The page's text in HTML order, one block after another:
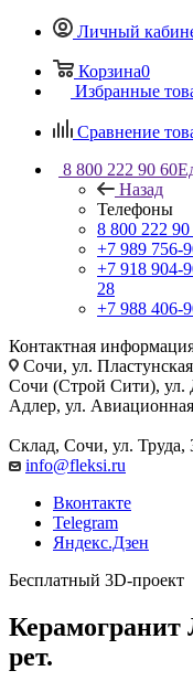
Личный
Корзина0
Избранные
Сравнение
8 800 222 90 60
Назад
Телефоны
8 800 222 90
+7 989 756-
+7 918 904-
28
+7 988 406-
Контактная
Сочи, ул.
Сочи (Строй Сити), ул.
Адлер, ул.
Склад, Сочи, ул. Труда,
info@fleksi.ru
Вконтакте
Telegram
Яндекс.Дзен
Бесплатный 3D-проект
Керамогранит
рет.